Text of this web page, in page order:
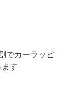
でカーラッピ
ます